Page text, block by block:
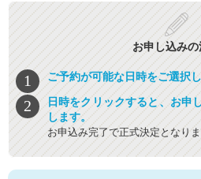
お申し込み
ご予約が可能な日時をご選択し
日時をクリックすると、お申
します。
お申込み完了で正式決定となり